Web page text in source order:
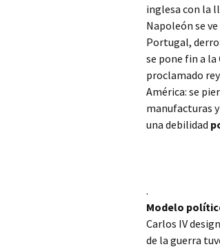
inglesa con la
Napoleón se
Portugal,
se pone fin a la
proclamado rey
América: se
manufacturas
una debilidad
.
Modelo
Carlos IV
de la guerra